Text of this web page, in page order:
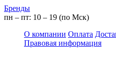
Бренды
пн – пт: 10 – 19 (по Мск)
О компании Оплата
Правовая информация